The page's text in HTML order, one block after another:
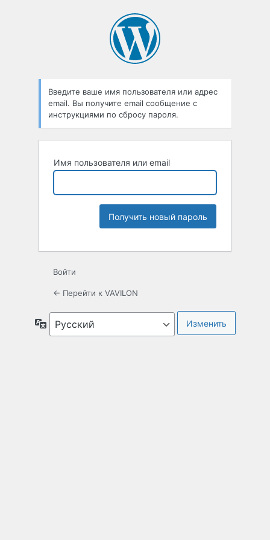
Введите ваше имя пользователя или адрес
email. Вы получите email сообщение с
инструкциями по сбросу пароля.
Имя пользователя или email
Войти
← Перейти к VAVILON
Язык